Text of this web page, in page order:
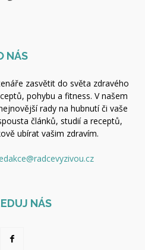
NÁS
zasvětit do světa zdravého
pohybu a fitness. V našem
rady na hubnutí či vaše
článků, studií a receptů,
ubírat vašim zdravím.
NÁS